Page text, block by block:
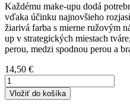
Každému make-upu dodá
vďaka účinku najnovšieho
žiarivá farba s mierne ružovým
up v strategických miestach
perou, medzi spodnou perou a
Cena
14,50 €
Vložiť do košíka